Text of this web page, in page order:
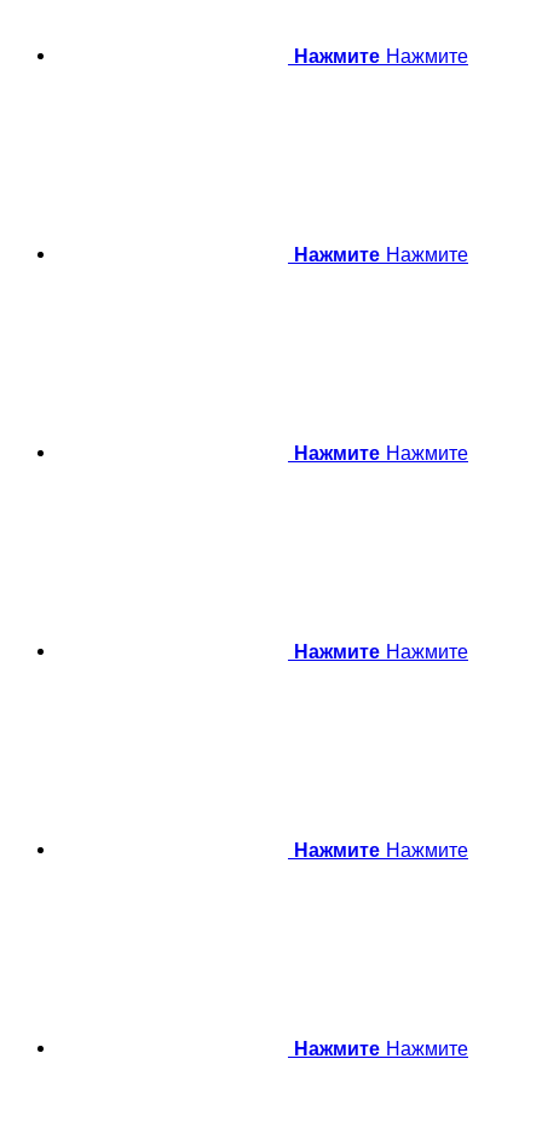
Нажмите Нажмите
Нажмите Нажмите
Нажмите Нажмите
Нажмите Нажмите
Нажмите Нажмите
Нажмите Нажмите